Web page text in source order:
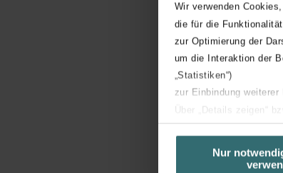
Wir verwenden Cookies,
die für die
zur Optimierung der
um die Interaktion der
„Statistiken“)
zur Einbindung weiterer
Über „Details zeigen“
unserer Website
basierend auf Ihren
Nur